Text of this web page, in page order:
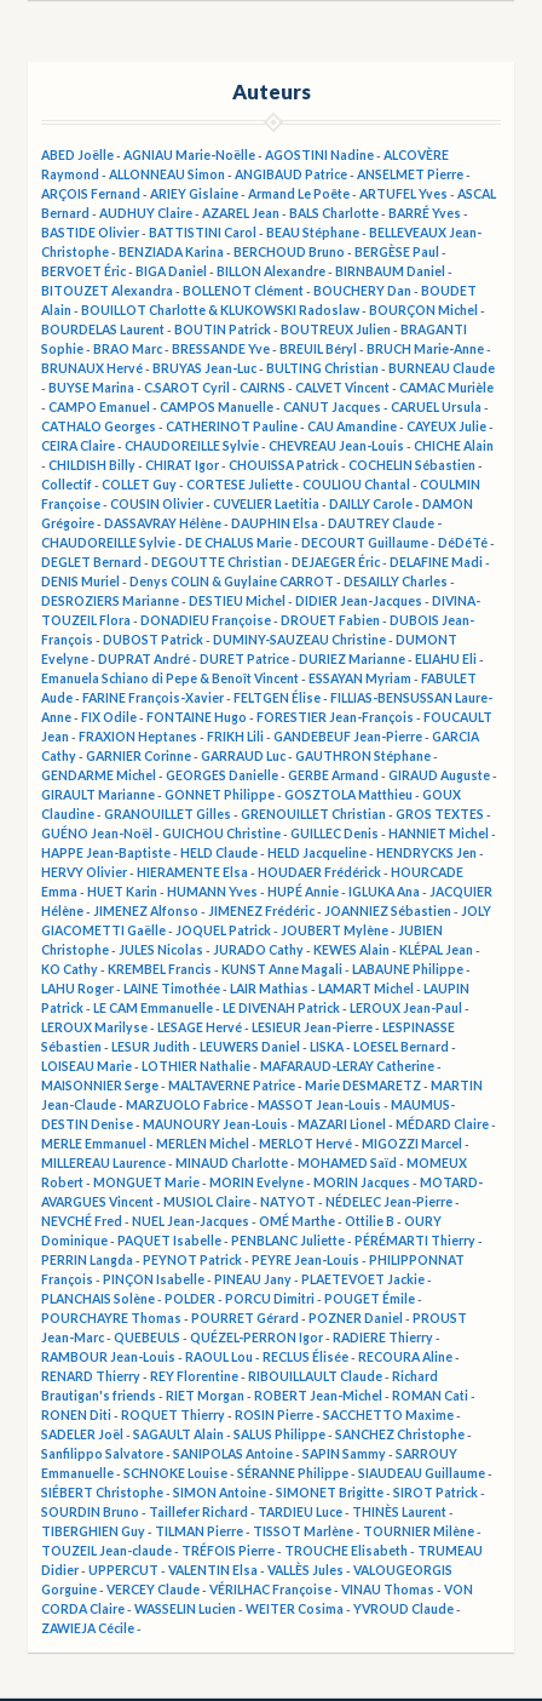
Auteurs
ABED Joëlle-AGNIAU Marie-Noëlle-AGOSTINI Nadine-ALCOVÈRE
Raymond -ALLONNEAU Simon -ANGIBAUD Patrice-ANSELMET Pierre-
ARÇOIS Fernand -ARIEY Gislaine-Armand Le Poête-ARTUFEL Yves -ASCAL
Bernard -AUDHUY Claire-AZAREL Jean -BALS Charlotte-BARRÉ Yves -
BASTIDE Olivier-BATTISTINI Carol -BEAU Stéphane-BELLEVEAUX Jean-
Christophe-BENZIADA Karina -BERCHOUD Bruno -BERGÈSE Paul -
BERVOET Éric-BIGA Daniel -BILLON Alexandre-BIRNBAUM Daniel -
BITOUZET Alexandra -BOLLENOT Clément-BOUCHERY Dan -BOUDET
Alain -BOUILLOT Charlotte & KLUKOWSKI Radoslaw-BOURÇON Michel -
BOURDELAS Laurent-BOUTIN Patrick-BOUTREUX Julien -BRAGANTI
Sophie-BRAO Marc-BRESSANDE Yve-BREUIL Béryl -BRUCH Marie-Anne-
BRUNAUX Hervé-BRUYAS Jean-Luc-BULTING Christian -BURNEAU Claude
-BUYSE Marina -C.SAROT Cyril -CAIRNS -CALVET Vincent-CAMAC Murièle
-CAMPO Emanuel -CAMPOS Manuelle-CANUT Jacques -CARUEL Ursula -
CATHALO Georges -CATHERINOT Pauline-CAU Amandine-CAYEUX Julie-
CEIRA Claire-CHAUDOREILLE Sylvie-CHEVREAU Jean-Louis -CHICHE Alain
-CHILDISH Billy-CHIRAT Igor-CHOUISSA Patrick-COCHELIN Sébastien -
Collectif-COLLET Guy-CORTESE Juliette-COULIOU Chantal -COULMIN
Françoise-COUSIN Olivier-CUVELIER Laetitia -DAILLY Carole-DAMON
Grégoire-DASSAVRAY Hélène-DAUPHIN Elsa -DAUTREY Claude -
CHAUDOREILLE Sylvie-DE CHALUS Marie-DECOURT Guillaume-DéDéTé-
DEGLET Bernard -DEGOUTTE Christian -DEJAEGER Éric-DELAFINE Madi-
DENIS Muriel -Denys COLIN & Guylaine CARROT -DESAILLY Charles -
DESROZIERS Marianne-DESTIEU Michel -DIDIER Jean-Jacques -DIVINA-
TOUZEIL Flora -DONADIEU Françoise-DROUET Fabien -DUBOIS Jean-
François -DUBOST Patrick-DUMINY-SAUZEAU Christine-DUMONT
Evelyne-DUPRAT André-DURET Patrice-DURIEZ Marianne-ELIAHU Eli-
Emanuela Schiano di Pepe & Benoît Vincent-ESSAYAN Myriam -FABULET
Aude-FARINE François-Xavier-FELTGEN Élise-FILLIAS-BENSUSSAN Laure-
Anne-FIX Odile-FONTAINE Hugo -FORESTIER Jean-François -FOUCAULT
Jean -FRAXION Heptanes -FRIKH Lili-GANDEBEUF Jean-Pierre-GARCIA
Cathy-GARNIER Corinne-GARRAUD Luc-GAUTHRON Stéphane-
GENDARME Michel -GEORGES Danielle-GERBE Armand -GIRAUD Auguste-
GIRAULT Marianne-GONNET Philippe-GOSZTOLA Matthieu -GOUX
Claudine-GRANOUILLET Gilles -GRENOUILLET Christian -GROS TEXTES -
GUÉNO Jean-Noël -GUICHOU Christine-GUILLEC Denis -HANNIET Michel -
HAPPE Jean-Baptiste-HELD Claude-HELD Jacqueline-HENDRYCKS Jen -
HERVY Olivier-HIERAMENTE Elsa -HOUDAER Frédérick-HOURCADE
Emma -HUET Karin -HUMANN Yves -HUPÉ Annie-IGLUKA Ana - JACQUIER
Hélène- JIMENEZ Alfonso - JIMENEZ Frédéric- JOANNIEZ Sébastien - JOLY
GIACOMETTI Gaëlle- JOQUEL Patrick- JOUBERT Mylène- JUBIEN
Christophe- JULES Nicolas - JURADO Cathy-KEWES Alain -KLÉPAL Jean -
KO Cathy-KREMBEL Francis -KUNST Anne Magali-LABAUNE Philippe-
LAHU Roger-LAINE Timothée-LAIR Mathias -LAMART Michel -LAUPIN
Patrick-LE CAM Emmanuelle-LE DIVENAH Patrick-LEROUX Jean-Paul -
LEROUX Marilyse-LESAGE Hervé-LESIEUR Jean-Pierre-LESPINASSE
Sébastien -LESUR Judith -LEUWERS Daniel -LISKA-LOESEL Bernard -
LOISEAU Marie-LOTHIER Nathalie-MAFARAUD-LERAY Catherine-
MAISONNIER Serge-MALTAVERNE Patrice-Marie DESMARETZ-MARTIN
Jean-Claude-MARZUOLO Fabrice-MASSOT Jean-Louis -MAUMUS-
DESTIN Denise-MAUNOURY Jean-Louis -MAZARI Lionel -MÉDARD Claire-
MERLE Emmanuel -MERLEN Michel -MERLOT Hervé-MIGOZZI Marcel -
MILLEREAU Laurence-MINAUD Charlotte-MOHAMED Saïd -MOMEUX
Robert-MONGUET Marie-MORIN Evelyne-MORIN Jacques -MOTARD-
AVARGUES Vincent-MUSIOL Claire-NATYOT -NÉDELEC Jean-Pierre-
NEVCHÉ Fred -NUEL Jean-Jacques -OMÉ Marthe-Ottilie B -OURY
Dominique-PAQUET Isabelle-PENBLANC Juliette-PÉRÉMARTI Thierry-
PERRIN Langda -PEYNOT Patrick-PEYRE Jean-Louis -PHILIPPONNAT
François -PINÇON Isabelle-PINEAU Jany-PLAETEVOET Jackie-
PLANCHAIS Solène-POLDER -PORCU Dimitri-POUGET Émile-
POURCHAYRE Thomas -POURRET Gérard -POZNER Daniel -PROUST
Jean-Marc-QUEBEULS -QUÉZEL-PERRON Igor-RADIERE Thierry-
RAMBOUR Jean-Louis -RAOUL Lou -RECLUS Élisée-RECOURA Aline-
RENARD Thierry-REY Florentine-RIBOUILLAULT Claude-Richard
Brautigan's friends -RIET Morgan -ROBERT Jean-Michel -ROMAN Cati-
RONEN Diti-ROQUET Thierry-ROSIN Pierre-SACCHETTO Maxime-
SADELER Joël -SAGAULT Alain -SALUS Philippe-SANCHEZ Christophe-
Sanfilippo Salvatore-SANIPOLAS Antoine-SAPIN Sammy-SARROUY
Emmanuelle-SCHNOKE Louise-SÉRANNE Philippe-SIAUDEAU Guillaume-
SIÉBERT Christophe-SIMON Antoine-SIMONET Brigitte-SIROT Patrick-
SOURDIN Bruno - Taillefer Richard - TARDIEU Luce- THINÈS Laurent-
TIBERGHIEN Guy- TILMAN Pierre- TISSOT Marlène- TOURNIER Milène-
TOUZEIL Jean-claude- TRÉFOIS Pierre- TROUCHE Elisabeth - TRUMEAU
Didier-UPPERCUT -VALENTIN Elsa -VALLÈS Jules -VALOUGEORGIS
Gorguine-VERCEY Claude-VÉRILHAC Françoise-VINAU Thomas -VON
CORDA Claire-WASSELIN Lucien -WEITER Cosima -YVROUD Claude-
ZAWIEJA Cécile-